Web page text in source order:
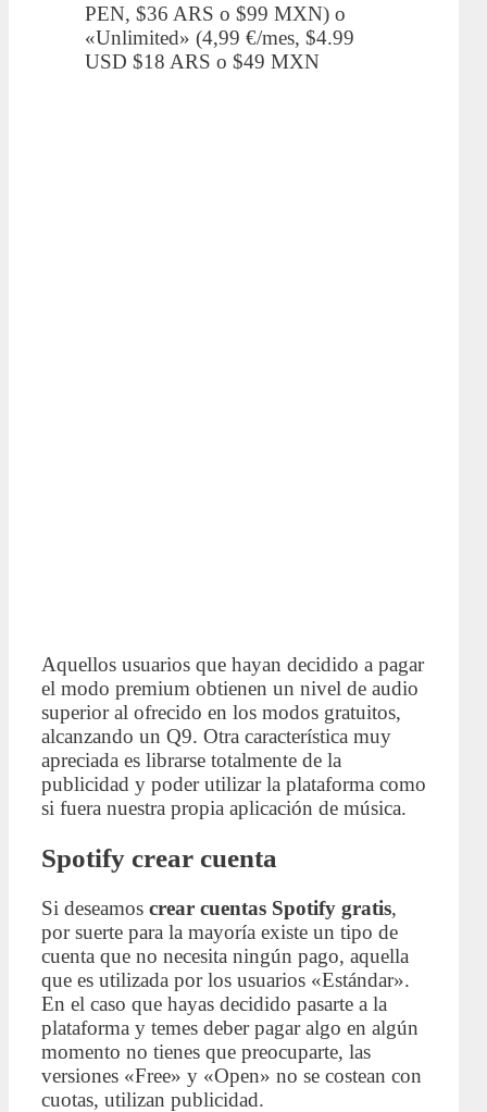
PEN, $36 ARS o $99 MXN) o
«Unlimited» (4,99 €/mes, $4.99
USD $18 ARS o $49 MXN
Aquellos usuarios que hayan decidido a pagar
el modo premium obtienen un nivel de audio
superior al ofrecido en los modos gratuitos,
alcanzando un Q9. Otra característica muy
apreciada es librarse totalmente de la
publicidad y poder utilizar la plataforma como
si fuera nuestra propia aplicación de música.
Spotify crear cuenta
Si deseamos crear cuentas Spotify gratis,
por suerte para la mayoría existe un tipo de
cuenta que no necesita ningún pago, aquella
que es utilizada por los usuarios «Estándar».
En el caso que hayas decidido pasarte a la
plataforma y temes deber pagar algo en algún
momento no tienes que preocuparte, las
versiones «Free» y «Open» no se costean con
cuotas, utilizan publicidad.